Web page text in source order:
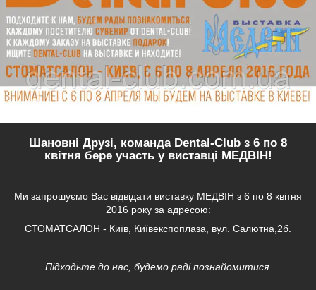
Шановні Друзі, команда Dental-Club з 6 по 8
квітня бере участь у виставці МЕДВІН!
Ми запрошуємо Вас відвідати виставку МЕДВІН з 6 по 8 квітня
2016 року за адресою:
СТОМАТСАЛОН - Київ, Київекспоплаза, вул. Салютна,2б.
Підходьте до нас, будемо раді познайомитися.